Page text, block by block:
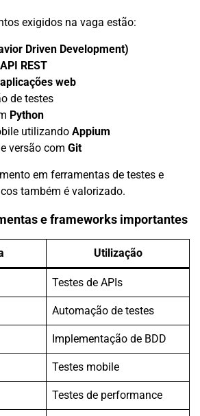
exigidos na vaga estão:
Driven Development)
API REST
aplicações web
de testes
Python
utilizando Appium
versão com Git
em ferramentas de testes e
também é valorizado.
e frameworks importantes
Utilização
Testes de APIs
Automação de testes
Implementação de BDD
Testes mobile
Testes de performance